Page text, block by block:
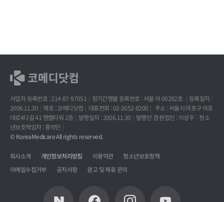
사업자 등록번호 : 214-87-97051 정기간행물 등록번호 : 서울 아 00292호
등록일자 :
2006.11.30
제호 : 코메디닷컴 대표전화 : 02-2052-8200
주소 : 서울시 마포구 마포
대로4다길 41 헨켈타워 2층
발행일자 : 2006.11.30 발행인 겸 편집인 : 이성주
청소
년보호책임자 : 홍석민
© KoreaMedicare All rights reserved.
회사소개 개인정보처리방침 이용약관
청소년보호정책
이메일수집거부
공지사항 광고 및 제휴 문의